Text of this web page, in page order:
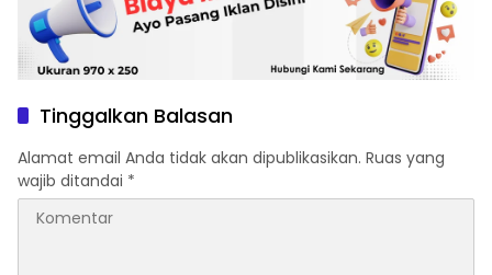
Tinggalkan Balasan
Alamat email Anda tidak akan dipublikasikan. Ruas yang
wajib ditandai *